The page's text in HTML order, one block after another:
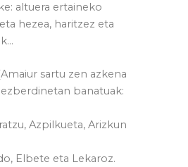
altuera ertaineko
hezea, haritzez eta
sartu zen azkena
banatuak:
Azpilkueta, Arizkun
Elbete eta Lekaroz.